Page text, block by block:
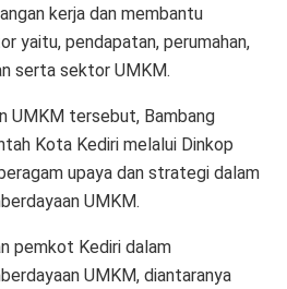
kerja dan membantu
yaitu, pendapatan, perumahan,
serta sektor UMKM.
UMKM tersebut, Bambang
Kota Kediri melalui Dinkop
upaya dan strategi dalam
UMKM.
pemkot Kediri dalam
UMKM, diantaranya